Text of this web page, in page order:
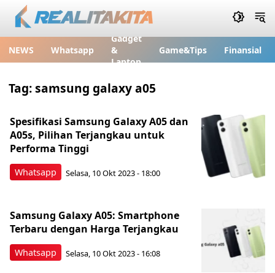
NEWS Whatsapp
Gadget
&
Laptop
Game&Tips Finansial
Tag:samsung galaxy a05
Whatsapp
Spesifikasi Samsung Galaxy A05 dan
A05s, Pilihan Terjangkau untuk
Performa Tinggi
Selasa, 10 Okt 2023 - 18:00
Whatsapp
Samsung Galaxy A05: Smartphone
Terbaru dengan Harga Terjangkau
Selasa, 10 Okt 2023 - 16:08